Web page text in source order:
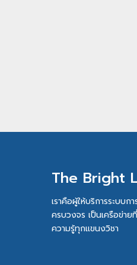
The Bright
เราคือผู้ให้บริการระบบก
ครบวงจร เป็นเครือข่า
ความรู้ทุกแขนงวิชา